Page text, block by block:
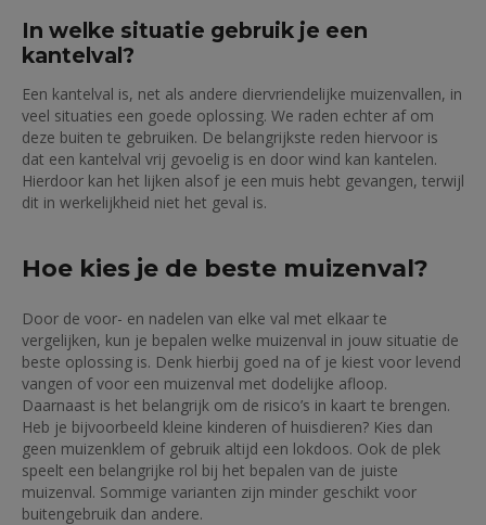
In welke situatie gebruik je een
kantelval?
Een kantelval is, net als andere diervriendelijke muizenvallen, in
veel situaties een goede oplossing. We raden echter af om
deze buiten te gebruiken. De belangrijkste reden hiervoor is
dat een kantelval vrij gevoelig is en door wind kan kantelen.
Hierdoor kan het lijken alsof je een muis hebt gevangen, terwijl
dit in werkelijkheid niet het geval is.
Hoe kies je de beste muizenval?
Door de voor- en nadelen van elke val met elkaar te
vergelijken, kun je bepalen welke muizenval in jouw situatie de
beste oplossing is. Denk hierbij goed na of je kiest voor levend
vangen of voor een muizenval met dodelijke afloop.
Daarnaast is het belangrijk om de risico’s in kaart te brengen.
Heb je bijvoorbeeld kleine kinderen of huisdieren? Kies dan
geen muizenklem of gebruik altijd een lokdoos. Ook de plek
speelt een belangrijke rol bij het bepalen van de juiste
muizenval. Sommige varianten zijn minder geschikt voor
buitengebruik dan andere.